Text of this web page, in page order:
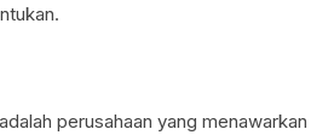
perusahaan yang